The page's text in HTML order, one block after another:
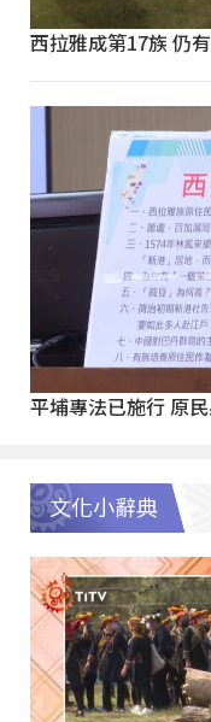
西拉雅成第17族 仍
平埔專法已施行 原
文化小辭典